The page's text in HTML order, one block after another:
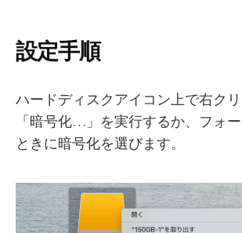
設定手順
ハードディスクアイコン上で右クリ
「暗号化…」を実行するか、フォ
ときに暗号化を選びます。